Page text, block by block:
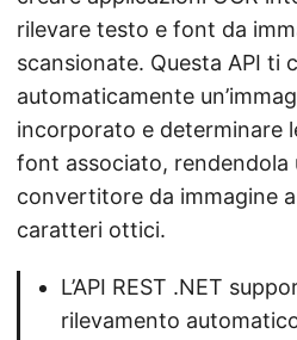
rilevare testo e font da
scansionate. Questa API ti
automaticamente
incorporato e determinare
font associato, rendendola
convertitore da immagine
caratteri ottici.
L’API REST .NET
rilevamento